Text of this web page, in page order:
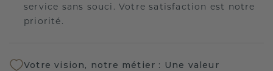
service sans souci. Votre satisfaction est notre
priorité.
Votre vision, notre métier : Une valeur